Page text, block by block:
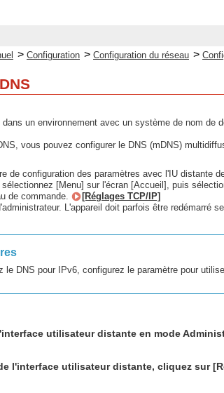
> Configuration > Configuration du réseau >
dans un environnement avec un système de nom
vous pouvez configurer le DNS (mDNS)
de configuration des paramètres avec l'IU distante
[Menu] sur l'écran [Accueil], puis
de commande.
[Réglages TCP/IP]
L'appareil doit parfois être redémarré
le DNS pour IPv6, configurez le paramètre pour
utilisateur distante en mode
l'interface utilisateur distante, cliquez sur